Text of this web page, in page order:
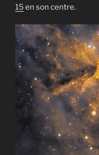
15 en son centre.